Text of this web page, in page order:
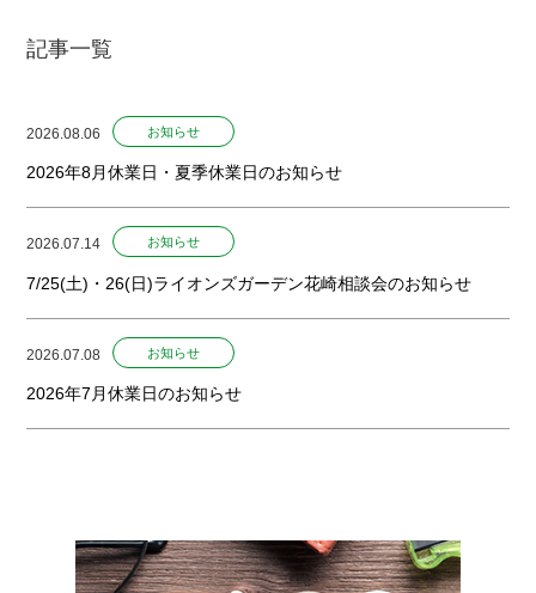
記事一覧
2026.08.06 お知らせ
2026年8月休業日・夏季休業日のお知らせ
2026.07.14 お知らせ
7/25(土)・26(日)ライオンズガーデン花崎相談会のお知らせ
2026.07.08 お知らせ
2026年7月休業日のお知らせ
2026.04.30 お知らせ